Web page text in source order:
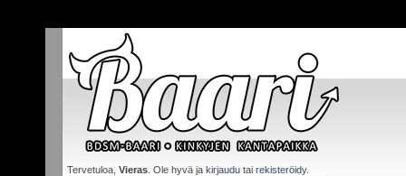
Tervetuloa, Vieras . Ole hyvä ja kirjaudu tai rekisteröidy.